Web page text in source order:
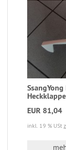
EUR 81,04
inkl. 19 % USt